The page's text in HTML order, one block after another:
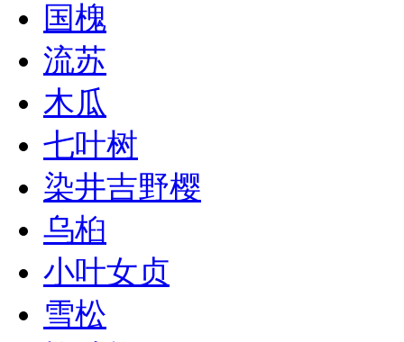
国槐
流苏
木瓜
七叶树
染井吉野樱
乌桕
小叶女贞
雪松